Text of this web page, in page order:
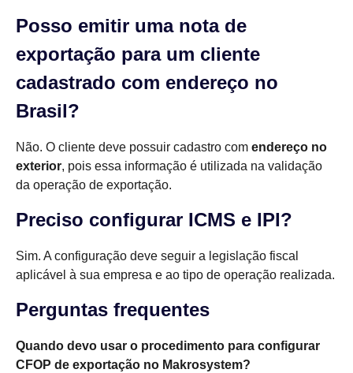
Posso emitir uma nota de
exportação para um cliente
cadastrado com endereço no
Brasil?
Não. O cliente deve possuir cadastro com endereço no
exterior, pois essa informação é utilizada na validação
da operação de exportação.
Preciso configurar ICMS e IPI?
Sim. A configuração deve seguir a legislação fiscal
aplicável à sua empresa e ao tipo de operação realizada.
Perguntas frequentes
Quando devo usar o procedimento para configurar
CFOP de exportação no Makrosystem?